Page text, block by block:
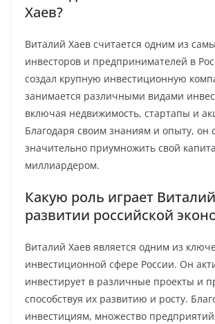
Хаев?
Виталий Хаев считается одним из
инвесторов и предпринимателей в
создал крупную инвестиционную
занимается различными видами
включая недвижимость, стартапы и
Благодаря своим знаниям и опыту, он
значительно приумножить свой
миллиардером.
Какую роль играет
развитии российской
Виталий Хаев является одним из
инвестиционной сфере России. Он
инвестирует в различные проекты и
способствуя их развитию и росту.
инвестициям, множество предприятий